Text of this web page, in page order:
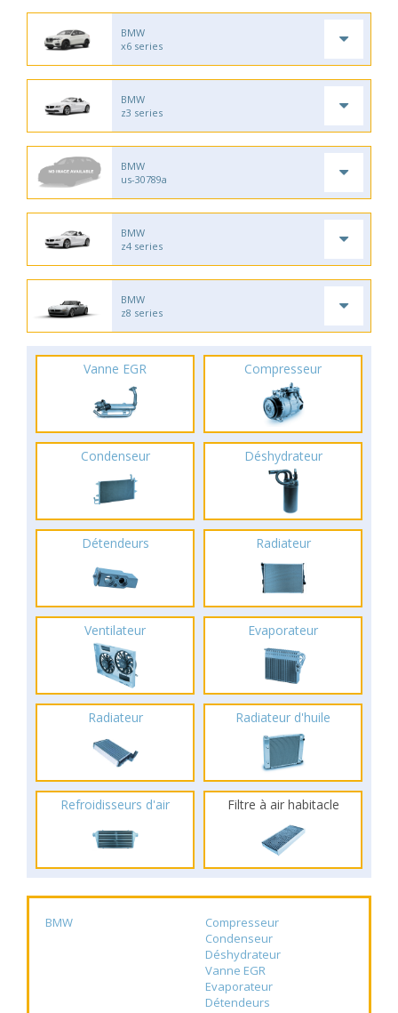
BMW
x6 series
BMW
z3 series
BMW
us-30789a
BMW
z4 series
BMW
z8 series
Vanne EGR Compresseur
Condenseur Déshydrateur
Détendeurs Radiateur
Ventilateur Evaporateur
Radiateur Radiateur d'huile
Refroidisseurs d'air Filtre à air habitacle
BMW
Compresseur
Condenseur
Déshydrateur
Vanne EGR
Evaporateur
Détendeurs